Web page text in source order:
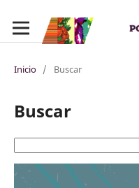
Inicio / Buscar
Buscar